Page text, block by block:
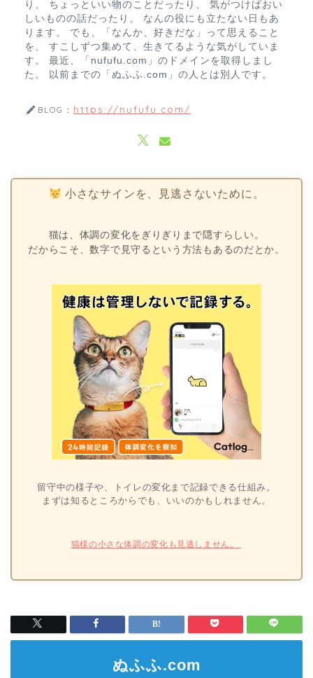
り、 ちょっといい物のことだったり、 気がつけばおい
しいものの話だったり。 なんの役にも立たない日もあ
ります。 でも、「なんか、好きだな」って思えること
を、 すこしずつ集めて、生きてるような気がしていま
す。 最近、「nufufu.com」のドメインを取得しまし
た。 以前までの「ぬふふ.com」の人とは別人です。
BLOG： https://nufufu.com/
小さなサインを、見逃さないために。
猫は、体調の変化をぎりぎりまで隠すらしい。
だからこそ、数字で見守るという方法もあるのだとか。
留守中の様子や、トイレの変化まで記録できる仕組み。
まずは知るところからでも、いいのかもしれません。
猫様の小さな体調の変化も見逃しません。
ぬふふ.com